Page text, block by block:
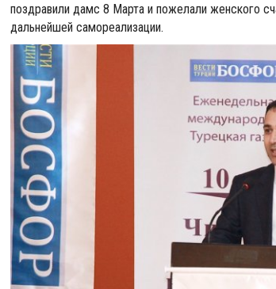
поздравили дамс 8 Марта и пожелали женского
дальнейшей самореализации.